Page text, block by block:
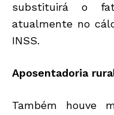
substituirá o
atualmente no
INSS.
Aposentadoria
Também houve